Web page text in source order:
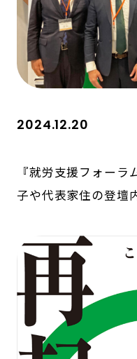
2024.12.20
『就労支援フォー
子や代表家住の登壇